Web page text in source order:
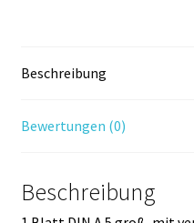
Beschreibung
Bewertungen (0)
Beschreibung